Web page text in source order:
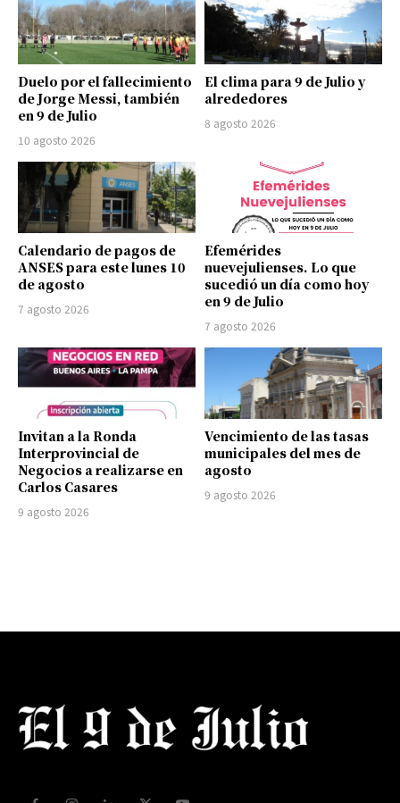
Duelo por el fallecimiento
de Jorge Messi, también
en 9 de Julio
10 agosto 2026
El clima para 9 de Julio y
alrededores
8 agosto 2026
Calendario de pagos de
ANSES para este lunes 10
de agosto
7 agosto 2026
Efemérides
nuevejulienses. Lo que
sucedió un día como hoy
en 9 de Julio
7 agosto 2026
Invitan a la Ronda
Interprovincial de
Negocios a realizarse en
Carlos Casares
9 agosto 2026
Vencimiento de las tasas
municipales del mes de
agosto
9 agosto 2026